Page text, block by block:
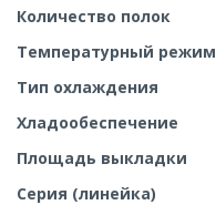
Количество полок
Температурный режим
Тип охлаждения
Хладообеспечение
Площадь выкладки
Серия (линейка)